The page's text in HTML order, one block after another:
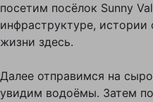
посетим посёлок Sunny
инфраструктуре, истории
жизни здесь.
Далее отправимся на
увидим водоёмы. Затем